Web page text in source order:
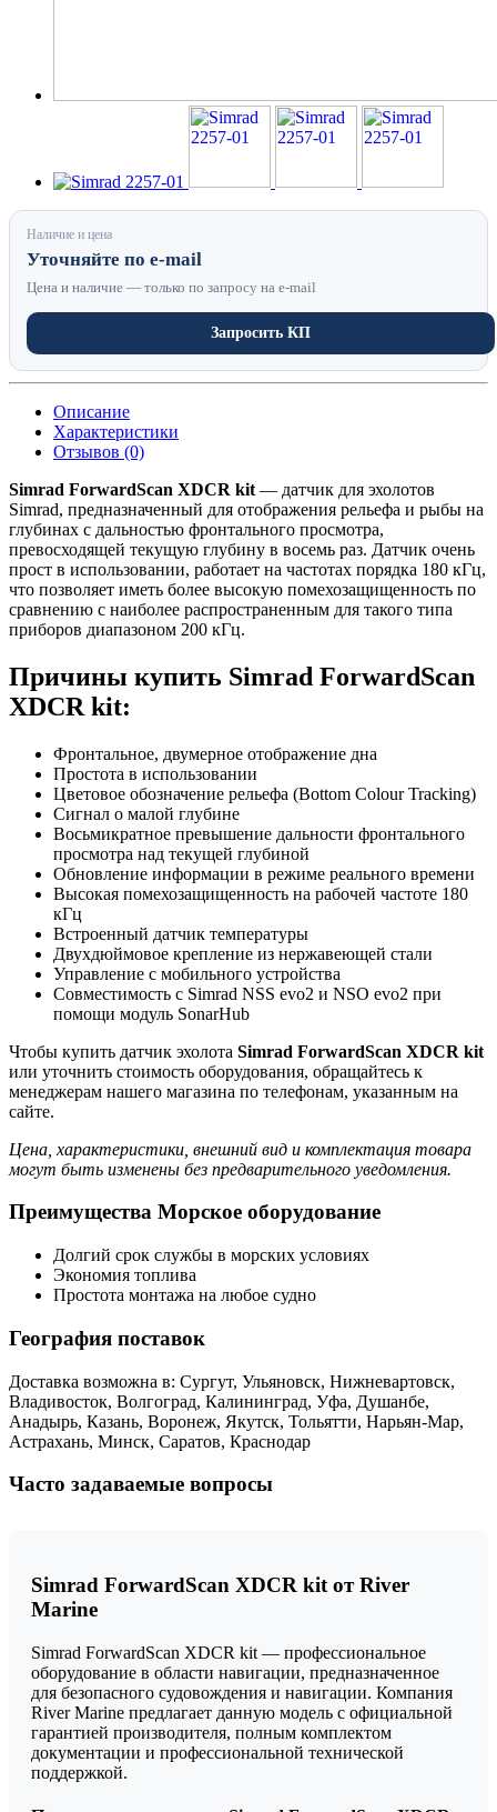
Наличие и цена
Уточняйте по e-mail
Цена и наличие — только по запросу на e-mail
Запросить КП
Описание
Характеристики
Отзывов (0)
Simrad ForwardScan XDCR kit — датчик для эхолотов
Simrad, предназначенный для отображения рельефа и рыбы на
глубинах с дальностью фронтального просмотра,
превосходящей текущую глубину в восемь раз. Датчик очень
прост в использовании, работает на частотах порядка 180 кГц,
что позволяет иметь более высокую помехозащищенность по
сравнению с наиболее распространенным для такого типа
приборов диапазоном 200 кГц.
Причины купить Simrad ForwardScan
XDCR kit:
Фронтальное, двумерное отображение дна
Простота в использовании
Цветовое обозначение рельефа (Bottom Colour Tracking)
Сигнал о малой глубине
Восьмикратное превышение дальности фронтального
просмотра над текущей глубиной
Обновление информации в режиме реального времени
Высокая помехозащищенность на рабочей частоте 180
кГц
Встроенный датчик температуры
Двухдюймовое крепление из нержавеющей стали
Управление с мобильного устройства
Совместимость с Simrad NSS evo2 и NSO evo2 при
помощи модуль SonarHub
Чтобы купить датчик эхолота Simrad ForwardScan XDCR kit
или уточнить стоимость оборудования, обращайтесь к
менеджерам нашего магазина по телефонам, указанным на
сайте.
Цена, характеристики, внешний вид и комплектация товара
могут быть изменены без предварительного уведомления.
Преимущества Морское оборудование
Долгий срок службы в морских условиях
Экономия топлива
Простота монтажа на любое судно
География поставок
Доставка возможна в: Сургут, Ульяновск, Нижневартовск,
Владивосток, Волгоград, Калининград, Уфа, Душанбе,
Анадырь, Казань, Воронеж, Якутск, Тольятти, Нарьян-Мар,
Астрахань, Минск, Саратов, Краснодар
Часто задаваемые вопросы
Simrad ForwardScan XDCR kit от River
Marine
Simrad ForwardScan XDCR kit — профессиональное
оборудование в области навигации, предназначенное
для безопасного судовождения и навигации. Компания
River Marine предлагает данную модель с официальной
гарантией производителя, полным комплектом
документации и профессиональной технической
поддержкой.